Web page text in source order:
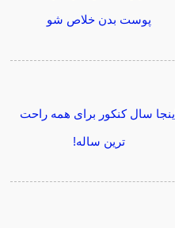
پوست بدن خلاص شو
اینجا سال کنکور برای همه راحت
ترین ساله!